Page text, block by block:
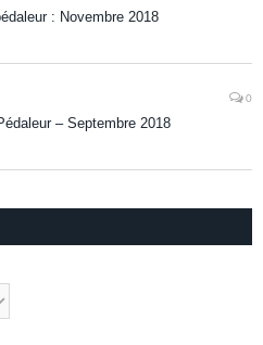
: Novembre 2018
0
– Septembre 2018